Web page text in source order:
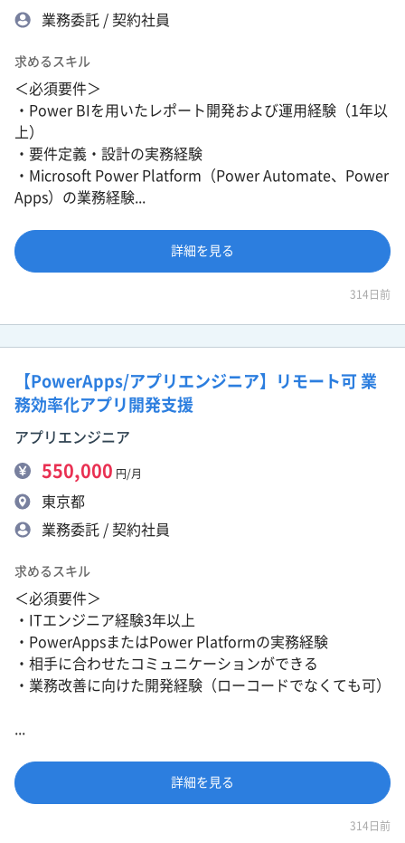
業務委託 / 契約社員
求めるスキル
＜必須要件＞
・Power BIを用いたレポート開発および運用経験（1年以
上）
・要件定義・設計の実務経験
・Microsoft Power Platform（Power Automate、Power
Apps）の業務経験...
詳細を見る
314日前
【PowerApps/アプリエンジニア】リモート可 業
務効率化アプリ開発支援
アプリエンジニア
550,000 円/月
東京都
業務委託 / 契約社員
求めるスキル
＜必須要件＞
・ITエンジニア経験3年以上
・PowerAppsまたはPower Platformの実務経験
・相手に合わせたコミュニケーションができる
・業務改善に向けた開発経験（ローコードでなくても可）
詳細を見る
314日前